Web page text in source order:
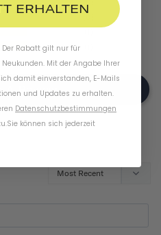
0
A Review
ERHALTEN
Rabatt gilt nur für
Mit der Angabe Ihrer
damit einverstanden, E-Mails
und Updates zu erhalten.
Datenschutzbestimmungen
.Sie können sich jederzeit